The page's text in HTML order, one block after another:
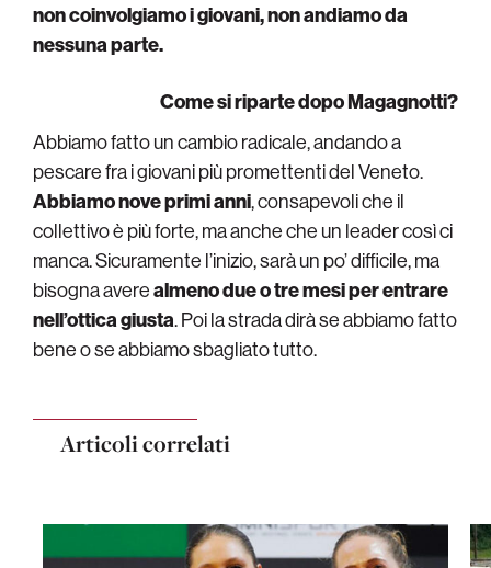
non coinvolgiamo i giovani, non andiamo da
nessuna parte.
Come si riparte dopo Magagnotti?
Abbiamo fatto un cambio radicale, andando a
pescare fra i giovani più promettenti del Veneto.
Abbiamo nove primi anni, consapevoli che il
collettivo è più forte, ma anche che un leader così ci
manca. Sicuramente l’inizio, sarà un po’ difficile, ma
bisogna averealmeno due o tre mesi per entrare
nell’ottica giusta. Poi la strada dirà se abbiamo fatto
bene o se abbiamo sbagliato tutto.
Articoli correlati